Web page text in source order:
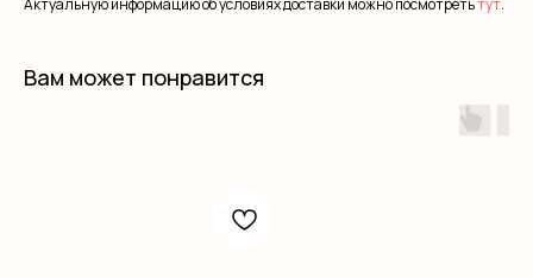
Актуальную информацию об условиях доставки можно посмотретьтут.
Вам может понравится